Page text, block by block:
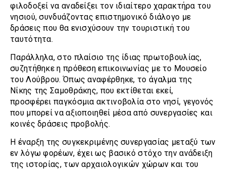
φιλοδοξεί να αναδείξει τον ιδιαίτερο χαρακτήρα του
νησιού, συνδυάζοντας επιστημονικό διάλογο με
δράσεις που θα ενισχύσουν την τουριστική του
ταυτότητα.
Παράλληλα, στο πλαίσιο της ίδιας πρωτοβουλίας,
συζητήθηκε η πρόθεση επικοινωνίας με το Μουσείο
του Λούβρου. Όπως αναφέρθηκε, το άγαλμα της
Νίκης της Σαμοθράκης, που εκτίθεται εκεί,
προσφέρει παγκόσμια ακτινοβολία στο νησί, γεγονός
που μπορεί να αξιοποιηθεί μέσα από συνεργασίες και
κοινές δράσεις προβολής.
Η έναρξη της συγκεκριμένης συνεργασίας μεταξύ των
εν λόγω φορέων, έχει ως βασικό στόχο την ανάδειξη
της ιστορίας, των αρχαιολογικών χώρων και του